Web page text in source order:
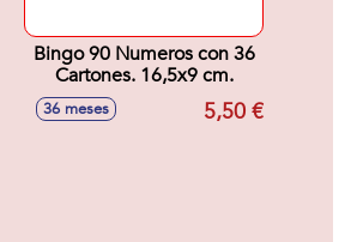
Bingo 90 Numeros con 36
Cartones. 16,5x9 cm.
36 meses 5,50 €